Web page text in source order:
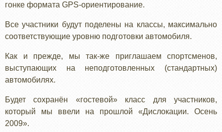
гонке формата GPS-ориентирование.
Все участники будут поделены на классы, максимально
соответствующие уровню подготовки автомобиля.
Как и прежде, мы так-же приглашаем спортсменов,
выступающих на неподготовленных (стандартных)
автомобилях.
Будет сохранён «гостевой» класс для участников,
который мы ввели на прошлой «Дислокации. Осень
2009».